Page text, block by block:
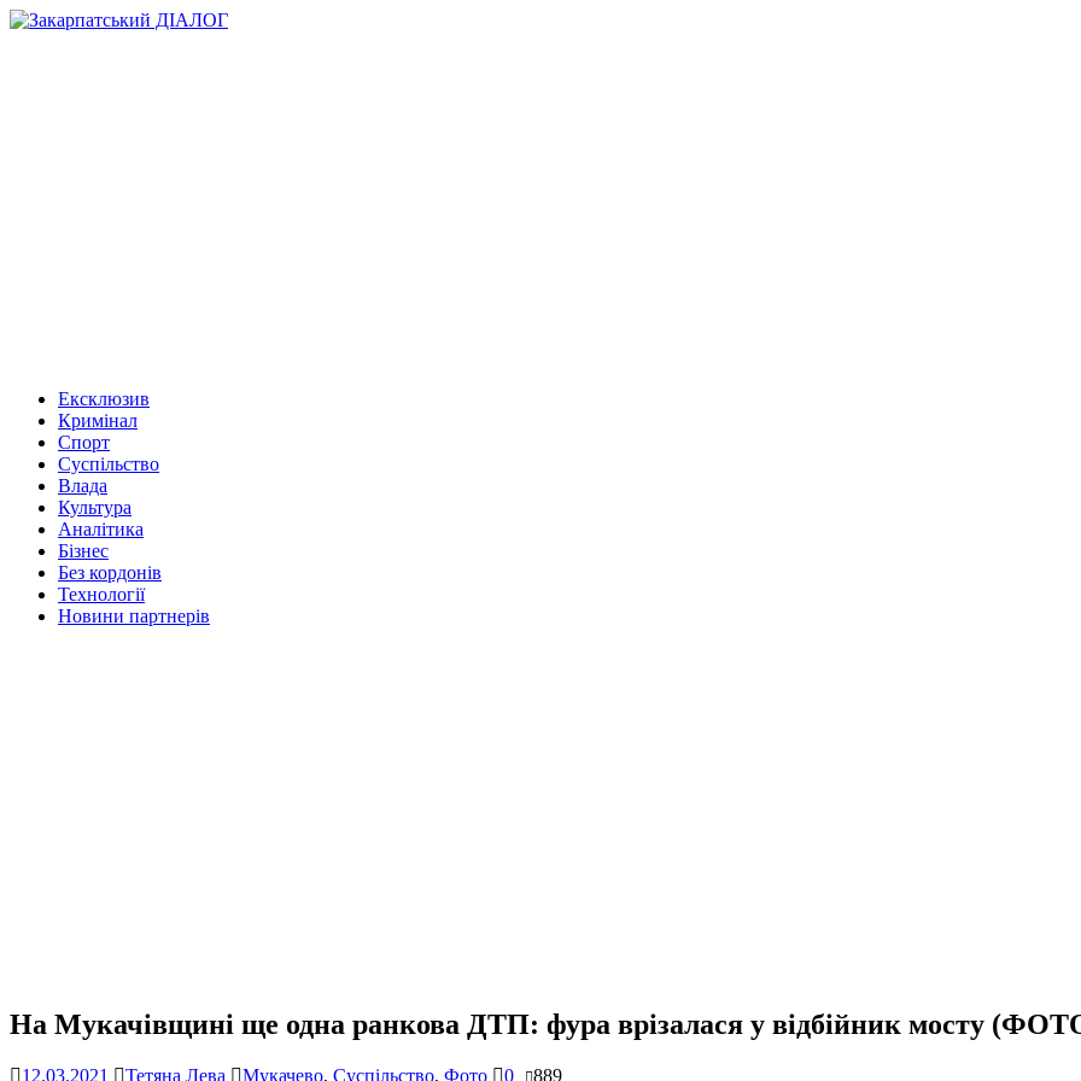
Ексклюзив
Кримінал
Спорт
Суспільство
Влада
Культура
Аналітика
Бізнес
Без кордонів
Технології
Новини партнерів
На Мукачівщині ще одна ранкова ДТП: фура врізалася у відбійник мосту
12.03.2021 Тетяна Лева Мукачево, Суспільство, Фото 0 889